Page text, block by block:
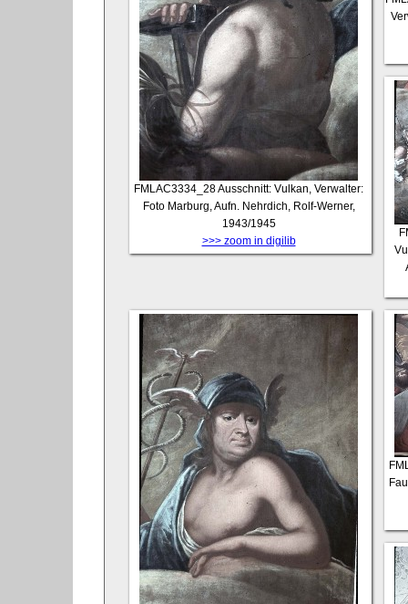
FMLAC3334_28Ausschnitt: Vulkan, Verwalter:
Foto Marburg, Aufn. Nehrdich, Rolf-Werner,
1943/1945
>>> zoom in digilib